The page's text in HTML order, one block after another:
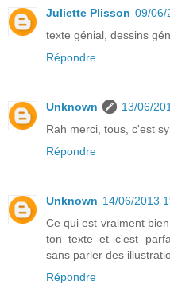
Juliette Plisson 09/06/
texte génial, dessins
Répondre
Unknown
13/06/
Rah merci, tous, c'est
Répondre
Unknown 14/06/2013
Ce qui est vraiment
ton texte et c'est
sans parler des
Répondre